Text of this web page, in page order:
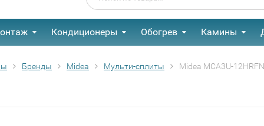
Кондиционеры Обогрев Камины
Бренды Midea Мульти-сплиты Midea MCA3U-